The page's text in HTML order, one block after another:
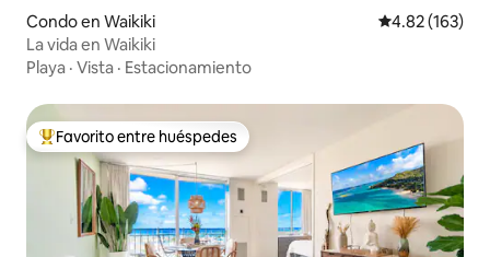
Condo en Waikiki Calificación
4.82 (163)
La vida en Waikiki
Playa · Vista · Estacionamiento
Favorito entre huéspedes preferido
Favorito entre huéspedes